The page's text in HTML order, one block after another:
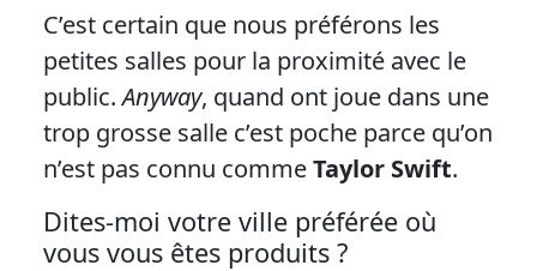
C’est certain que nous préférons les
petites salles pour la proximité avec le
public.Anyway, quand ont joue dans une
trop grosse salle c’est poche parce qu’on
n’est pas connu commeTaylor Swift.
Dites-moi votre ville préférée où
vous vous êtes produits ?